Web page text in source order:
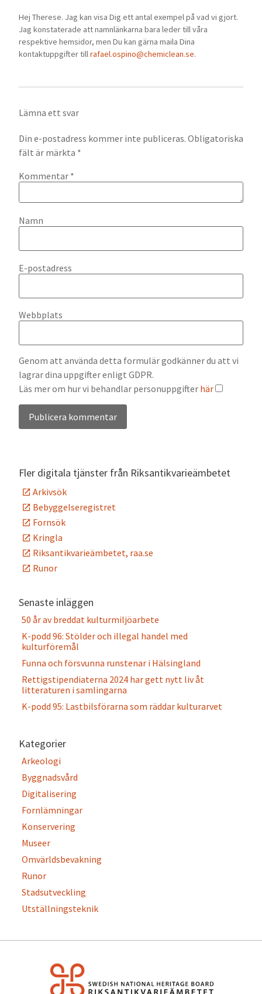
Hej Therese. Jag kan visa Dig ett antal exempel på vad vi gjort.
Jag konstaterade att namnlänkarna bara leder till våra
respektive hemsidor, men Du kan gärna maila Dina
kontaktuppgifter tillrafael.ospino@chemiclean.se.
Lämna ett svar
Din e-postadress kommer inte publiceras. Obligatoriska
fält är märkta *
Kommentar *
Namn
E-postadress
Webbplats
Genom att använda detta formulär godkänner du att vi
lagrar dina uppgifter enligt GDPR.
Läs mer om hur vi behandlar personuppgifter här
Fler digitala tjänster från Riksantikvarieämbetet
Arkivsök
Bebyggelseregistret
Fornsök
Kringla
Riksantikvarieämbetet, raa.se
Runor
Senaste inläggen
50 år av breddat kulturmiljöarbete
K-podd 96: Stölder och illegal handel med
kulturföremål
Funna och försvunna runstenar i Hälsingland
Rettigstipendiaterna 2024 har gett nytt liv åt
litteraturen i samlingarna
K-podd 95: Lastbilsförarna som räddar kulturarvet
Kategorier
Arkeologi
Byggnadsvård
Digitalisering
Fornlämningar
Konservering
Museer
Omvärldsbevakning
Runor
Stadsutveckling
Utställningsteknik